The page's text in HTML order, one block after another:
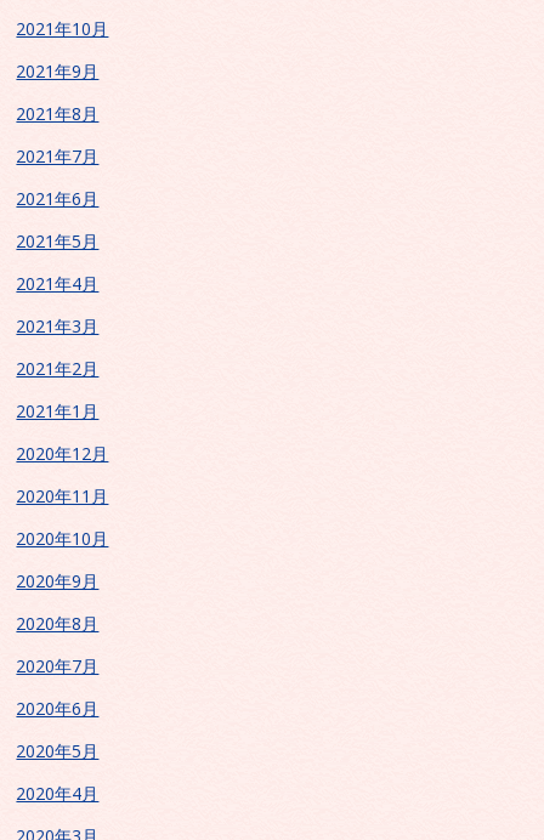
2021年10月
2021年9月
2021年8月
2021年7月
2021年6月
2021年5月
2021年4月
2021年3月
2021年2月
2021年1月
2020年12月
2020年11月
2020年10月
2020年9月
2020年8月
2020年7月
2020年6月
2020年5月
2020年4月